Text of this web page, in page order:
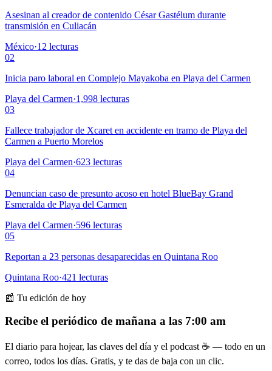
Asesinan al creador de contenido César Gastélum durante
transmisión en Culiacán
México·12 lecturas
02
Inicia paro laboral en Complejo Mayakoba en Playa del Carmen
Playa del Carmen·1,998 lecturas
03
Fallece trabajador de Xcaret en accidente en tramo de Playa del
Carmen a Puerto Morelos
Playa del Carmen·623 lecturas
04
Denuncian caso de presunto acoso en hotel BlueBay Grand
Esmeralda de Playa del Carmen
Playa del Carmen·596 lecturas
05
Reportan a 23 personas desaparecidas en Quintana Roo
Quintana Roo·421 lecturas
📰 Tu edición de hoy
Recibe el periódico de mañana a las 7:00 am
El diario para hojear, las claves del día y el podcast ☕ — todo en un
correo, todos los días. Gratis, y te das de baja con un clic.